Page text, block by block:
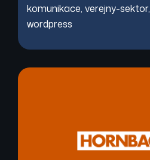
komunikace, verejny-sektor,
wordpress